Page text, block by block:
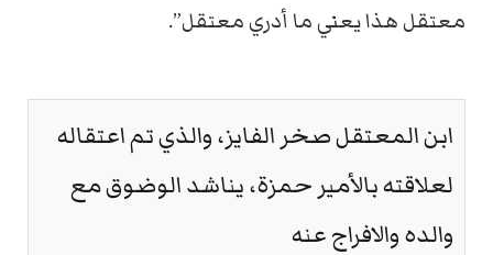
معتقل هذا يعني ما أدري معتقل”.
ابن المعتقل صخر الفايز، والذي تم اعتقاله
لعلاقته بالأمير حمزة، يناشد الوضوق مع
والده والافراج عنه